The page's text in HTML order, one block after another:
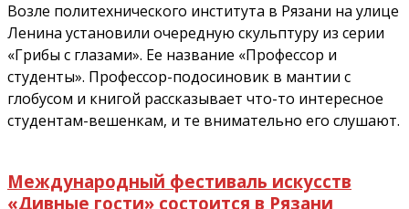
Возле политехнического института в Рязани на улице
Ленина установили очередную скульптуру из серии
«Грибы с глазами». Ее название «Профессор и
студенты». Профессор-подосиновик в мантии с
глобусом и книгой рассказывает что-то интересное
студентам-вешенкам, и те внимательно его слушают.
Международный фестиваль искусств
«Дивные гости» состоится в Рязани